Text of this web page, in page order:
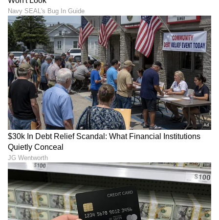
LATEST VIDEOS
ABOUT THE AUTHOR
PB Padmashree Bhat
ಪದ್ಮಶ್ರೀ ಭಟ್. ವಿಜಯವಾಣಿ, ಒನ್ ಇಂಡಿಯಾ, ವಿಜಯ ಕರ್ನಾಟಕ
ಸಂಸ್ಥೆಗಳಲ್ಲಿ ಕೆಲಸ ಮಾಡಿದ್ದು, ಒಟ್ಟು ಎಂಟು ವರ್ಷಗಳಿಗೂ ಅಧಿಕ
ವೃತ್ತಿಜೀವನದ ಅನುಭವವಿದೆ.‌ ಸಿನಿಮಾ, ಟಿವಿ ಕ್ಷೇತ್ರದಲ್ಲಿ ಆಸಕ್ತಿ ಇದ್ದು,